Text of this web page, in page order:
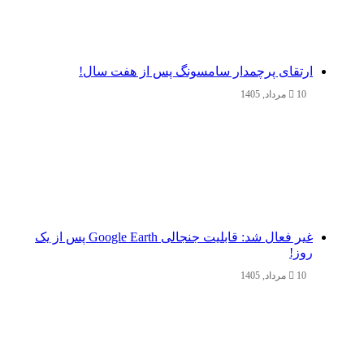
ارتقای پرچمدار سامسونگ پس از هفت سال!
10 مرداد, 1405
غیر فعال شد: قابلیت جنجالی Google Earth پس از یک
روز!
10 مرداد, 1405